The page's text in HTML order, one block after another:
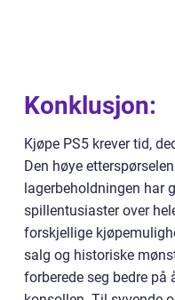
Konklusjon:
Kjøpe PS5 krever tid,
Den høye
lagerbeholdningen har
spillentusiaster over
forskjellige
salg og historiske
forberede seg bedre på